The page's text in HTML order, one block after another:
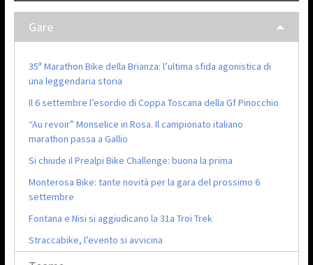
Gare
35ª Marathon Bike della Brianza: l’ultima sfida agonistica di
una leggendaria storia
Il 6 settembre l’esordio di Coppa Toscana della Gf Pinocchio
“Au revoir” Monselice in Rosa. Il campionato italiano
marathon passa a Gallio
Si chiude il Prealpi Bike Challenge: buona la prima
Monterosa Bike: tante novità per la gara del prossimo 6
settembre
Fontana e Nisi si aggiudicano la 31a Troi Trek
Straccabike, l’evento si avvicina